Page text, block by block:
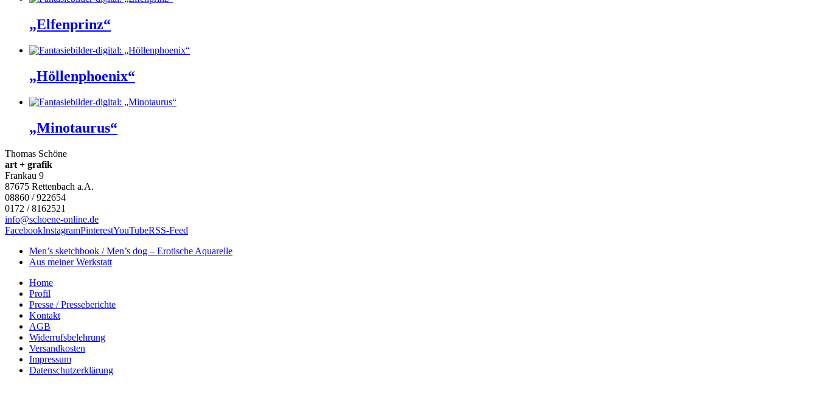
„Elfenprinz“
„Höllenphoenix“
„Minotaurus“
Thomas Schöne
art + grafik
Frankau 9
87675 Rettenbach a.A.
08860 / 922654
0172 / 8162521
info@schoene-online.de
FacebookInstagramPinterestYouTubeRSS-Feed
Men’s sketchbook / Men’s dog – Erotische Aquarelle
Aus meiner Werkstatt
Home
Profil
Presse / Presseberichte
Kontakt
AGB
Widerrufsbelehrung
Versandkosten
Impressum
Datenschutzerklärung